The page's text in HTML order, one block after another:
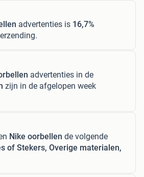
advertenties is 16,7%
advertenties in de
zijn in de afgelopen week
Nike oorbellen de volgende
of Stekers, Overige materialen,